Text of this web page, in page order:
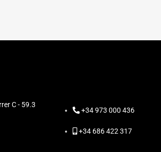
C - 59.3
+34 973 000 436
+34 686 422 317